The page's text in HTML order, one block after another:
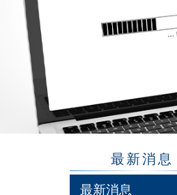
最新消息
最新消息